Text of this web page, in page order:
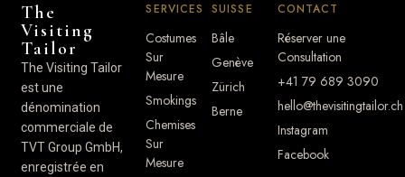
The
Visiting
Tailor
The Visiting Tailor
est une
dénomination
commerciale de
TVT Group GmbH,
enregistrée en
SERVICES
Costumes
Sur
Mesure
Smokings
Chemises
Sur
Mesure
SUISSE
Bâle
Genève
Zürich
Berne
CONTACT
Réserver une
Consultation
+41 79 689 3090
hello@thevisitingtailor.ch
Instagram
Facebook